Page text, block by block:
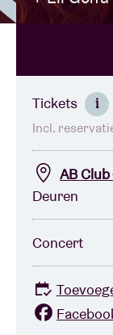
BRDCST
ABtv
Over AB
Contact
Tickets i
Incl.
AB
Deuren
Concert